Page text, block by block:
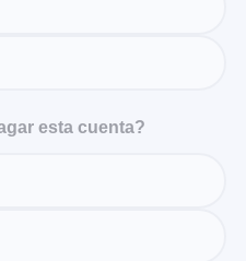
esta cuenta?